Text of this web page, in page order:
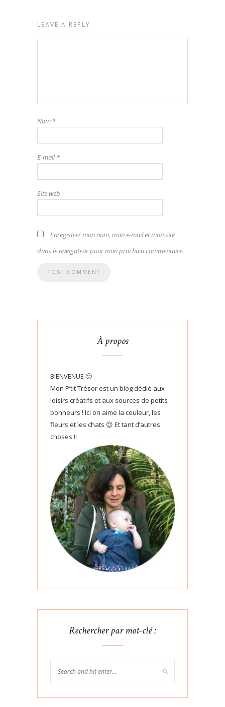
LEAVE A REPLY
Nom *
E-mail*
Site web
Enregistrer mon nom, mon e-mail et mon site
dans le navigateur pour mon prochain commentaire.
À propos
BIENVENUE 🙂
Mon P’tit Trésor est un blog dédié aux
loisirs créatifs et aux sources de petits
bonheurs ! Ici on aime la couleur, les
fleurs et les chats 😉 Et tant d’autres
choses !!
Rechercher par mot-clé :